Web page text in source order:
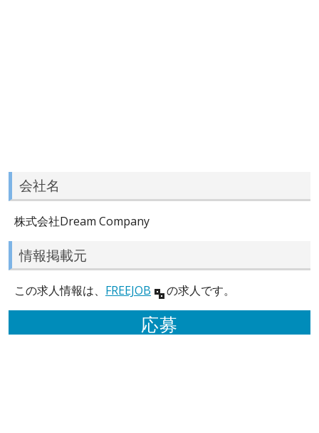
会社名
株式会社Dream Company
情報掲載元
この求人情報は、 FREEJOB の求人です。
応募